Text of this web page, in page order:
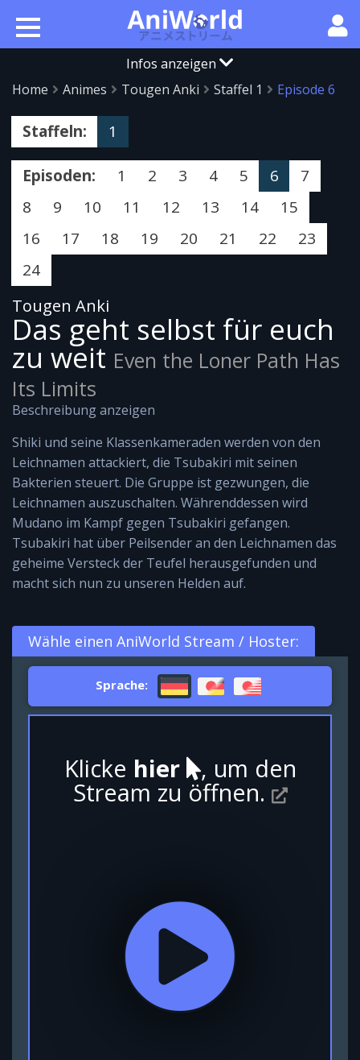
Infos anzeigen
Home
Animes Tougen Anki Staffel 1 Episode 6
Staffeln: 1
Episoden: 1 2 3 4 5 6
7
8
9 10 11 12 13 14
15
16
17 18 19 20 21 22
23
24
Tougen Anki
Das geht selbst für euch
zu weit Even the Loner Path Has
Its Limits
Beschreibung anzeigen
Shiki und seine Klassenkameraden werden von den
Leichnamen attackiert, die Tsubakiri mit seinen
Bakterien steuert. Die Gruppe ist gezwungen, die
Leichnamen auszuschalten. Währenddessen wird
Mudano im Kampf gegen Tsubakiri gefangen.
Tsubakiri hat über Peilsender an den Leichnamen das
geheime Versteck der Teufel herausgefunden und
macht sich nun zu unseren Helden auf.
Wähle einen AniWorld Stream / Hoster:
Sprache:
Klicke hier , um den
Stream zu öffnen.